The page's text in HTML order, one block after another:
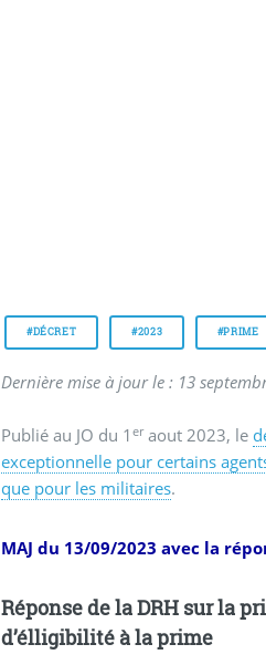
#DÉCRET #2023 #PRIME
Dernière mise à jour le : 13
Publié au JO du 1eraout 2023, le
exceptionnelle pour certains
que pour les militaires.
MAJ du 13/09/2023 avec la
Réponse de la DRH sur la
d’élligibilité à la prime